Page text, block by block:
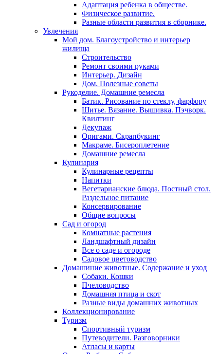
Адаптация ребенка в обществе.
Физическое развитие.
Разные области развития в сборнике.
Увлечения
Мой дом. Благоустройство и интерьер
жилища
Строительство
Ремонт своими руками
Интерьер. Дизайн
Дом. Полезные советы
Рукоделие. Домашние ремесла
Батик. Рисование по стеклу, фарфору
Шитье. Вязание. Вышивка. Пэчворк.
Квилтинг
Декупаж
Оригами. Скрапбукинг
Макраме. Бисероплетение
Домашние ремесла
Кулинария
Кулинарные рецепты
Напитки
Вегетарианские блюда. Постный стол.
Раздельное питание
Консервирование
Общие вопросы
Сад и огород
Комнатные растения
Ландшафтный дизайн
Все о саде и огороде
Садовое цветоводство
Домашиние животные. Содержание и уход
Собаки. Кошки
Пчеловодство
Домашняя птица и скот
Разные виды домашних животных
Коллекционирование
Туризм
Спортивный туризм
Путеводители. Разговорники
Атласы и карты